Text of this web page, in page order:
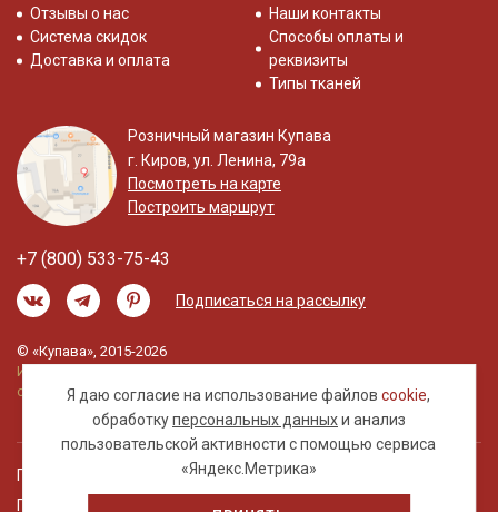
Я даю согласие на использование файловcookie,
обработкуперсональных данныхи анализ
пользовательской активности с помощью сервиса
«Яндекс.Метрика»
Отзывы о нас
Система скидок
Доставка и оплата
Наши контакты
Способы оплаты и
реквизиты
Типы тканей
Розничный магазин Купава
г. Киров, ул. Ленина, 79а
Посмотреть на карте
Построить маршрут
+7 (800) 533-75-43
Подписаться на рассылку
© «Купава», 2015-2026
Информация на сайте не является публичной
офертой.
Правовая информация
Политика обработки персональных данных